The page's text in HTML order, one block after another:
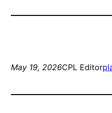
May 19, 2026CPL Editor